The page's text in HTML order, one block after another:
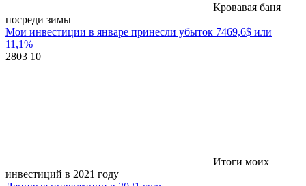
Кровавая баня
посреди зимы
Мои инвестиции в январе принесли убыток 7469,6$ или
11,1%
2803 10
Итоги моих
инвестиций в 2021 году